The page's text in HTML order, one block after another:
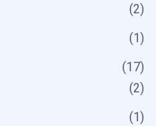
2
1
17
2
1